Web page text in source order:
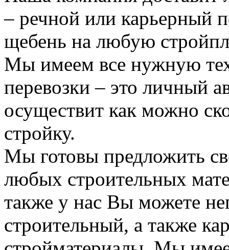
– речной или карьерный
щебень на любую
Мы имеем все нужную
перевозки – это личный
осуществит как можно
стройку.
Мы готовы предложить
любых строительных
также у нас Вы можете
строительный, а также